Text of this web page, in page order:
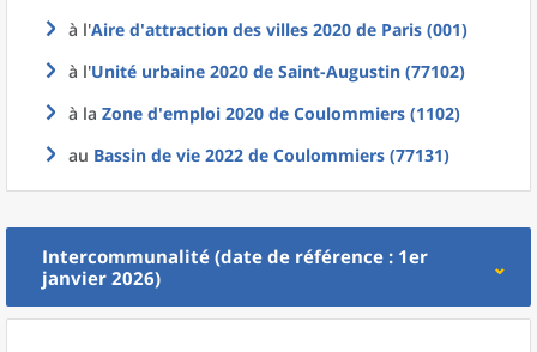
à l'Aire d'attraction des villes 2020 de Paris (001)
à l'Unité urbaine 2020 de Saint-Augustin (77102)
à la Zone d'emploi 2020 de Coulommiers (1102)
au Bassin de vie 2022 de Coulommiers (77131)
Intercommunalité (date de référence : 1er
janvier 2026)